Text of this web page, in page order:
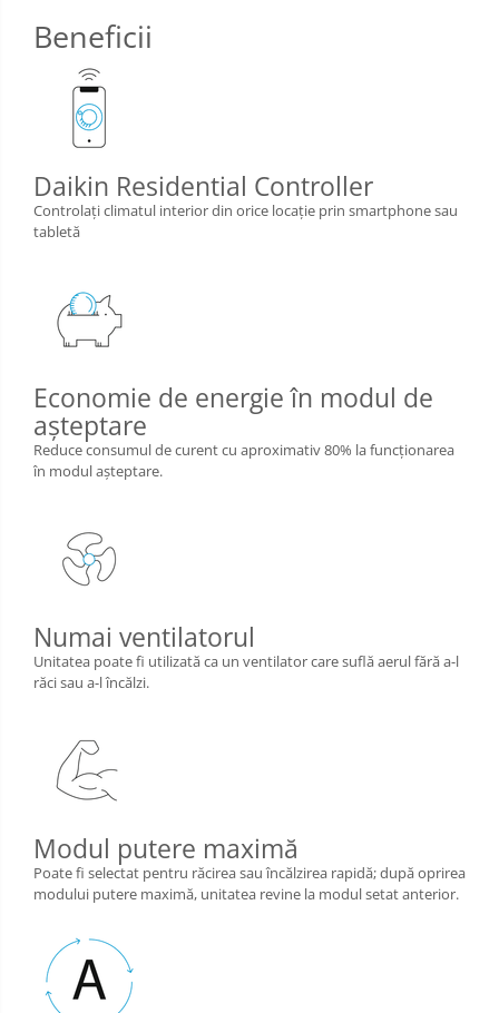
Beneficii
Daikin Residential Controller
Controlați climatul interior din orice locație prin smartphone sau
tabletă
Economie de energie în modul de
aşteptare
Reduce consumul de curent cu aproximativ 80% la funcţionarea
în modul aşteptare.
Numai ventilatorul
Unitatea poate fi utilizată ca un ventilator care suflă aerul fără a-l
răci sau a-l încălzi.
Modul putere maximă
Poate fi selectat pentru răcirea sau încălzirea rapidă; după oprirea
modului putere maximă, unitatea revine la modul setat anterior.